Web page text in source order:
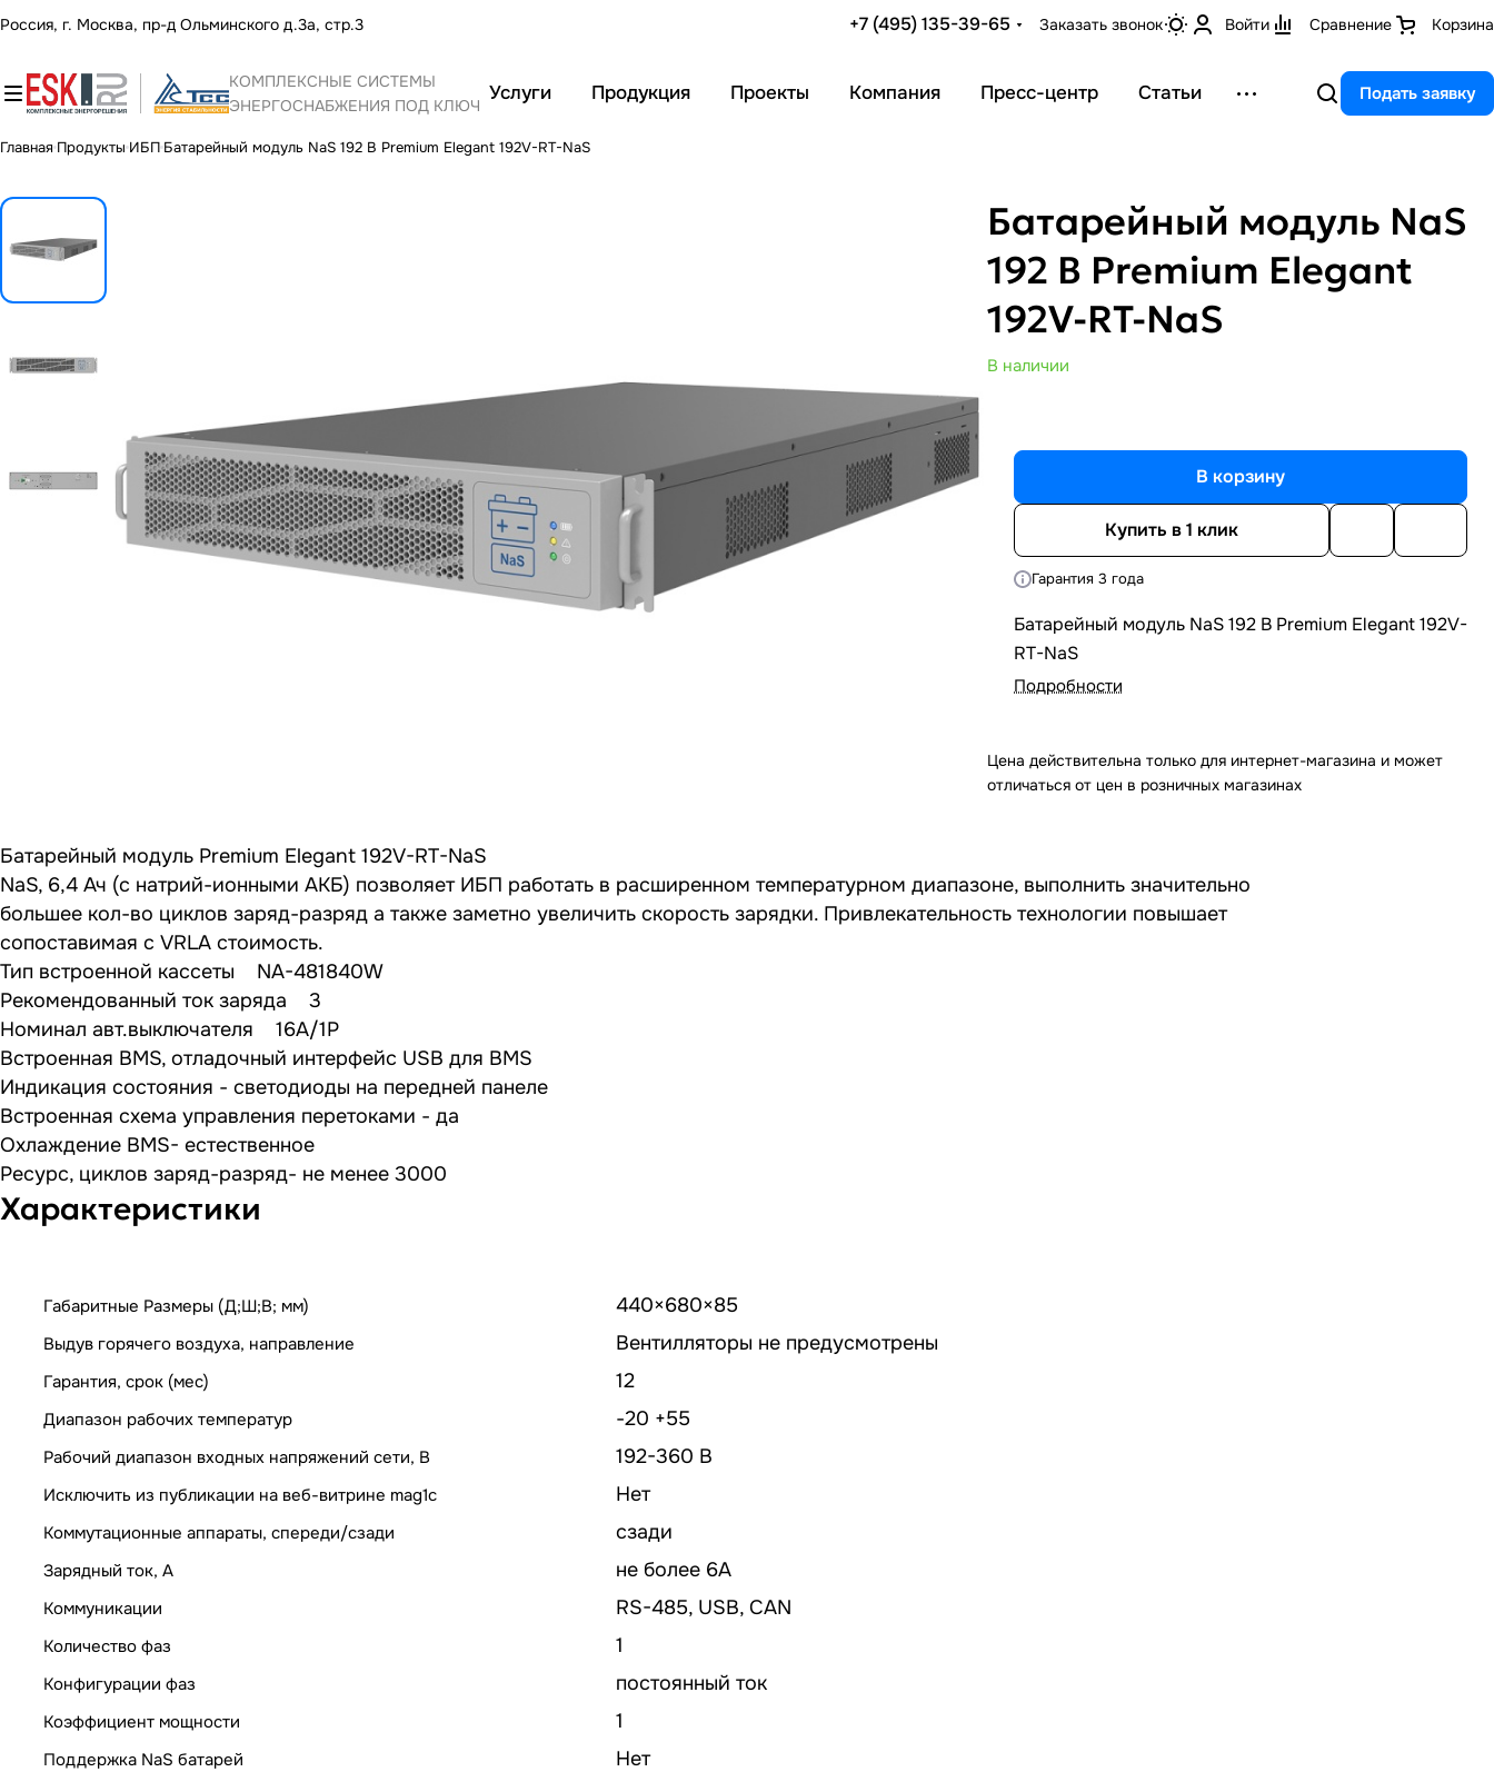
Россия, г. Москва, пр-д Ольминского д.3а, стр.3 +7 (495) 135-39-65 Заказать звонок Войти Сравнение Корзина
КОМПЛЕКСНЫЕ СИСТЕМЫ
ЭНЕРГОСНАБЖЕНИЯ ПОД КЛЮЧ
Услуги Продукция Проекты Компания Пресс-центр Статьи Подать заявку
Главная Продукты ИБП Батарейный модуль NaS 192 В Premium Elegant 192V-RT-NaS
Батарейный модуль NaS
192 В Premium Elegant
192V-RT-NaS
В наличии
В корзину
Купить в 1 клик
Гарантия 3 года
Батарейный модуль NaS 192 В Premium Elegant 192V-
RT-NaS
Подробности
Цена действительна только для интернет-магазина и может
отличаться от цен в розничных магазинах
Батарейный модуль Premium Elegant 192V-RT-NaS
NaS, 6,4 Ач (с натрий-ионными АКБ) позволяет ИБП работать в расширенном температурном диапазоне, выполнить значительно
большее кол-во циклов заряд-разряд а также заметно увеличить скорость зарядки. Привлекательность технологии повышает
сопоставимая с VRLA стоимость.
Тип встроенной кассеты NA-481840W
Рекомендованный ток заряда 3
Номинал авт.выключателя 16A/1P
Встроенная BMS, отладочный интерфейс USB для BMS
Индикация состояния - светодиоды на передней панеле
Встроенная схема управления перетоками - да
Охлаждение BMS- естественное
Ресурс, циклов заряд-разряд- не менее 3000
Характеристики
Габаритные Размеры (Д;Ш;В; мм) 440×680×85
Выдув горячего воздуха, направление Вентилляторы не предусмотрены
Гарантия, срок (мес) 12
Диапазон рабочих температур -20 +55
Рабочий диапазон входных напряжений сети, В 192-360 В
Исключить из публикации на веб-витрине mag1c Нет
Коммутационные аппараты, спереди/сзади сзади
Зарядный ток, А не более 6А
Коммуникации RS-485, USB, CAN
Количество фаз 1
Конфигурации фаз постоянный ток
Коэффициент мощности 1
Поддержка NaS батарей Нет